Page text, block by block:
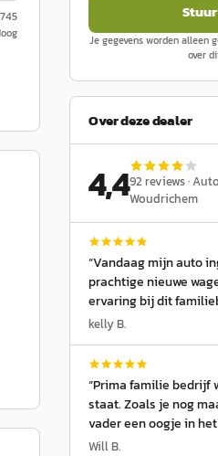
Je gegevens worden alleen
over
Over deze dealer
4,492 reviews ·
Woudrichem
“Vandaag mijn auto
prachtige nieuwe
ervaring bij dit
zoon namen alle tijd en gaven me het gevoel
nieuwe auto zelfs
erop...Zulke kleine
af. Echte aanrader! 🙌✨
kelly B.
“Prima familie bedrijf
staat. Zoals je nog maar
vader een oogje in
de administratie doet
Will B.